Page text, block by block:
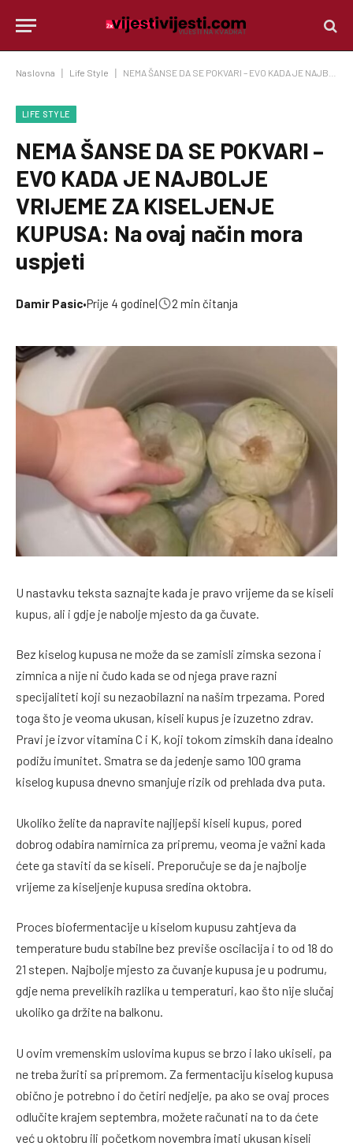
Naslovna Life Style NEMA ŠANSE DA SE POKVARI – EVO KADA JE NAJBOLJE VRIJEME ZA KISELJENJE KUPUSA: Na ovaj način mora uspjeti
LIFE STYLE
NEMA ŠANSE DA SE POKVARI –
EVO KADA JE NAJBOLJE
VRIJEME ZA KISELJENJE
KUPUSA: Na ovaj način mora
uspjeti
Damir Pasic•Prije 4 godine| 2 min čitanja
U nastavku teksta saznajte kada je pravo vrijeme da se kiseli
kupus, ali i gdje je nabolje mjesto da ga čuvate.
Bez kiselog kupusa ne može da se zamisli zimska sezona i
zimnica a nije ni čudo kada se od njega prave razni
specijaliteti koji su nezaobilazni na našim trpezama. Pored
toga što je veoma ukusan, kiseli kupus je izuzetno zdrav.
Pravi je izvor vitamina C i K, koji tokom zimskih dana idealno
podižu imunitet. Smatra se da jedenje samo 100 grama
kiselog kupusa dnevno smanjuje rizik od prehlada dva puta.
Ukoliko želite da napravite najljepši kiseli kupus, pored
dobrog odabira namirnica za pripremu, veoma je važni kada
ćete ga staviti da se kiseli. Preporučuje se da je najbolje
vrijeme za kiseljenje kupusa sredina oktobra.
Proces biofermentacije u kiselom kupusu zahtjeva da
temperature budu stabilne bez previše oscilacija i to od 18 do
21 stepen. Najbolje mjesto za čuvanje kupusa je u podrumu,
gdje nema prevelikih razlika u temperaturi, kao što nije slučaj
ukoliko ga držite na balkonu.
U ovim vremenskim uslovima kupus se brzo i lako ukiseli, pa
ne treba žuriti sa pripremom. Za fermentaciju kiselog kupusa
obično je potrebno i do četiri nedjelje, pa ako se ovaj proces
odlučite krajem septembra, možete računati na to da ćete
već u oktobru ili početkom novembra imati ukusan kiseli